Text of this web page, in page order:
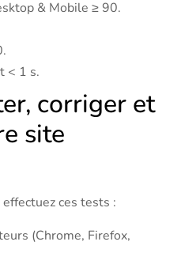
& Mobile ≥ 90.
< 1 s.
corriger et
site
ces tests :
(Chrome, Firefox,